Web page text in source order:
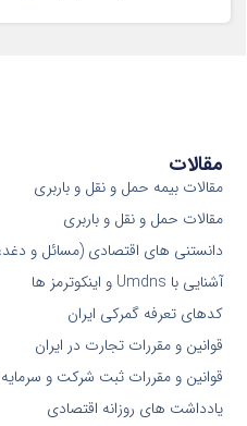
مقالات
مقالات بیمه حمل و نقل و باربری
مقالات حمل و نقل و باربری
دانستنی های اقتصادی (مسائل و
آشنایی با Umdns و اینکوترمز ها
کدهای تعرفه گمرکی ایران
قوانین و مقررات تجارت در ایران
قوانین و مقررات ثبت شرکت و سرمایه
یادداشت های روزانه اقتصادی